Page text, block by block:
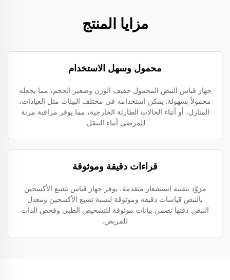
مزايا المنتج
محمول وسهل الاستخدام
جهاز قياس النبض المحمول خفيف الوزن وصغير الحجم، مما يجعله
محمولاً بسهولة. يمكن استخدامه في مختلف البيئات مثل العيادات،
المنازل، أو أثناء الحالات الطارئة الخارجية، مما يوفر مراقبة مرنة
للمرضى أثناء التنقل.
قراءات دقيقة وموثوقة
مزوّد بتقنية استشعار متقدمة، يوفر جهاز قياس تشبع الأكسجين
بالنبض قياسات دقيقة وموثوقة لنسبة تشبع الأكسجين ومعدل
النبض. دقتها تضمن بيانات موثوقة للتشخيص الطبي وفحص الذات
للمريض.